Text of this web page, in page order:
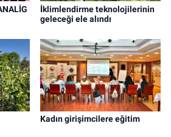
İklimlendirme teknolojilerinin
geleceği ele alındı
Kadın girişimcilere eğitim